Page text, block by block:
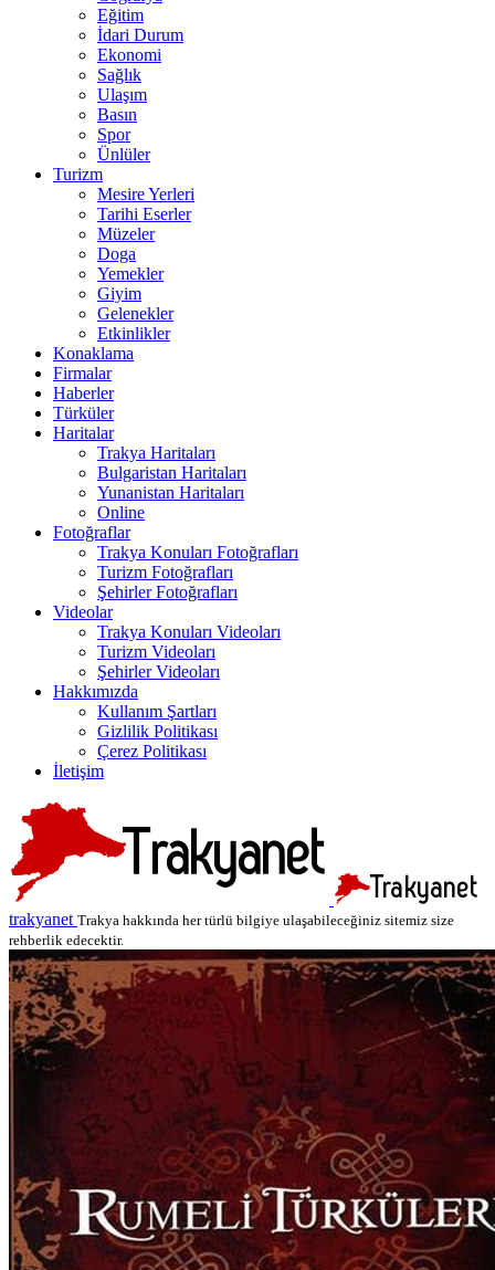
Eğitim
İdari Durum
Ekonomi
Sağlık
Ulaşım
Basın
Spor
Ünlüler
Turizm
Mesire Yerleri
Tarihi Eserler
Müzeler
Doga
Yemekler
Giyim
Gelenekler
Etkinlikler
Konaklama
Firmalar
Haberler
Türküler
Haritalar
Trakya Haritaları
Bulgaristan Haritaları
Yunanistan Haritaları
Online
Fotoğraflar
Trakya Konuları Fotoğrafları
Turizm Fotoğrafları
Şehirler Fotoğrafları
Videolar
Trakya Konuları Videoları
Turizm Videoları
Şehirler Videoları
Hakkımızda
Kullanım Şartları
Gizlilik Politikası
Çerez Politikası
İletişim
trakyanet Trakya hakkında her türlü bilgiye ulaşabileceğiniz sitemiz size
rehberlik edecektir.